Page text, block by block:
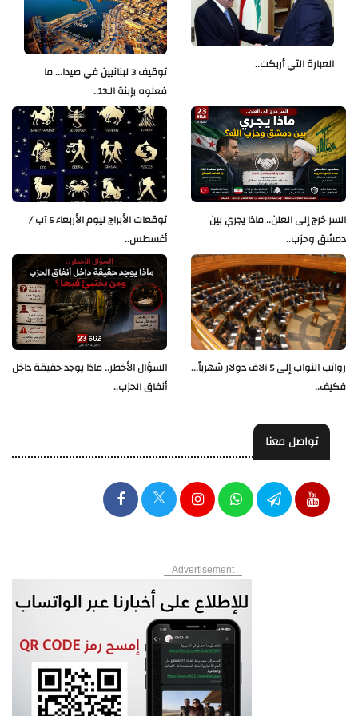
توقيف 3 لبنانيين في صيدا... ما
فعلوه بإبنة الـ13..
العبارة التي أربكت..
توقعات الأبراج ليوم الأربعاء 5 آب /
أغسطس..
السر خرج إلى العلن.. ماذا يجري بين
دمشق وحزب..
السؤال الأخطر.. ماذا يوجد حقيقة داخل
أنفاق الحزب..
رواتب النواب إلى 5 آلاف دولار شهرياً...
فكيف..
تواصل معنا
Advertisement